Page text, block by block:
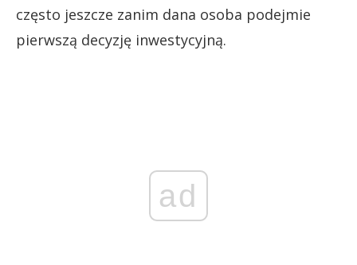
często jeszcze zanim dana osoba podejmie
pierwszą decyzję inwestycyjną.
ad